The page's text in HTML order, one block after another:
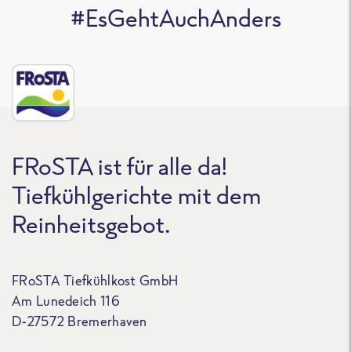
#EsGehtAuchAnders
FRoSTA ist für alle da!
Tiefkühlgerichte mit dem
Reinheitsgebot.
FRoSTA Tiefkühlkost GmbH
Am Lunedeich 116
D-27572 Bremerhaven